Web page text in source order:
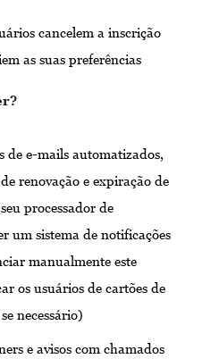
cancelem a inscrição
as suas preferências
de e-mails automatizados,
renovação e expiração de
processador de
um sistema de notificações
manualmente este
os usuários de cartões de
necessário)
e avisos com chamados